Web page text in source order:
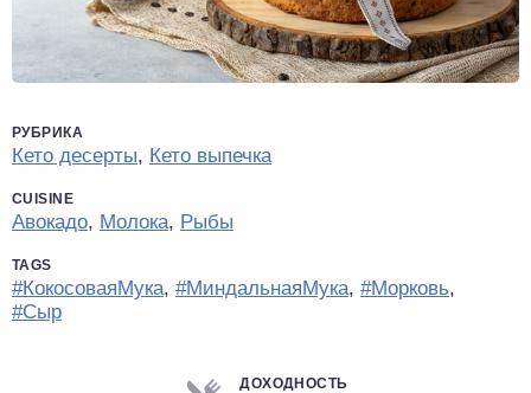
РУБРИКА
Кето десерты, Кето выпечка
CUISINE
Авокадо, Молока, Рыбы
TAGS
#КокосоваяМука, #МиндальнаяМука, #Морковь,
#Сыр
ДОХОДНОСТЬ